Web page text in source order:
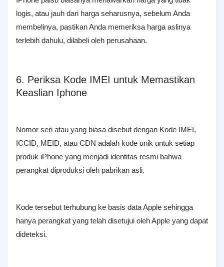
logis, atau jauh dari harga seharusnya, sebelum Anda
membelinya, pastikan Anda memeriksa harga aslinya
terlebih dahulu, dilabeli oleh perusahaan.
6. Periksa Kode IMEI untuk Memastikan
Keaslian Iphone
Nomor seri atau yang biasa disebut dengan Kode IMEI,
ICCID, MEID, atau CDN adalah kode unik untuk setiap
produk iPhone yang menjadi identitas resmi bahwa
perangkat diproduksi oleh pabrikan asli.
Kode tersebut terhubung ke basis data Apple sehingga
hanya perangkat yang telah disetujui oleh Apple yang dapat
dideteksi.